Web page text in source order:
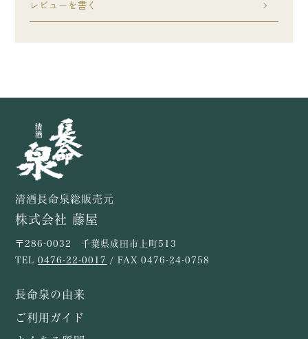
レビューを書く
清酒長命泉総販売元
株式会社 藤屋
〒286-0032 千葉県成田市上町513
TEL0476-22-0017 / FAX 0476-24-0758
長命泉の由来
ご利用ガイド